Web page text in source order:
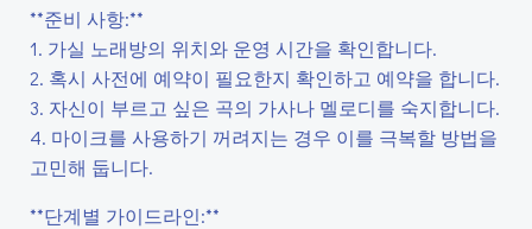
**준비 사항:**
1. 가실 노래방의 위치와 운영 시간을 확인합니다.
2. 혹시 사전에 예약이 필요한지 확인하고 예약을 합니다.
3. 자신이 부르고 싶은 곡의 가사나 멜로디를 숙지합니다.
4. 마이크를 사용하기 꺼려지는 경우 이를 극복할 방법을
고민해 둡니다.
**단계별 가이드라인:**